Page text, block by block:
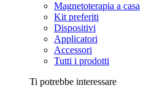
Magnetoterapia a casa
Kit preferiti
Dispositivi
Applicatori
Accessori
Tutti i prodotti
Ti potrebbe interessare